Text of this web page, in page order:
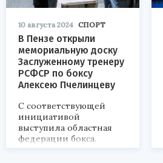
10 августа 2024 СПОРТ
В Пензе открыли
мемориальную доску
Заслуженному тренеру
РСФСР по боксу
Алексею Пчелинцеву
С соответствующей
инициативой
выступила областная
федерации бокса.